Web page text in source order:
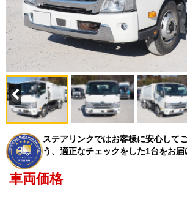
ステアリンクではお客様に安心して
う、適正なチェックをした1台をお届
車両価格